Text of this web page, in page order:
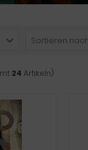
Sortieren nach
24 Artikeln)